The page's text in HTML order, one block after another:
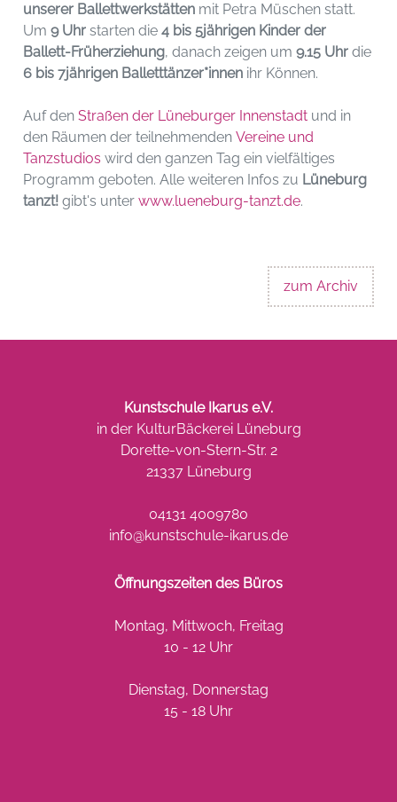
unserer Ballettwerkstätten mit Petra Müschen statt.
Um9 Uhr starten die4 bis 5jährigen Kinder der
Ballett-Früherziehung, danach zeigen um9.15 Uhrdie
6 bis 7jährigen Balletttänzer*innen ihr Können.
Auf denStraßen der Lüneburger Innenstadt und in
den Räumen der teilnehmendenVereine und
Tanzstudios wird den ganzen Tag ein vielfältiges
Programm geboten. Alle weiteren Infos zu Lüneburg
tanzt! gibt's unterwww.lueneburg-tanzt.de.
zum Archiv
Kunstschule Ikarus e.V.
in der KulturBäckerei Lüneburg
Dorette-von-Stern-Str. 2
21337 Lüneburg
04131 4009780
info@kunstschule-ikarus.de
Öffnungszeiten des Büros
Montag, Mittwoch, Freitag
10 - 12 Uhr
Dienstag, Donnerstag
15 - 18 Uhr